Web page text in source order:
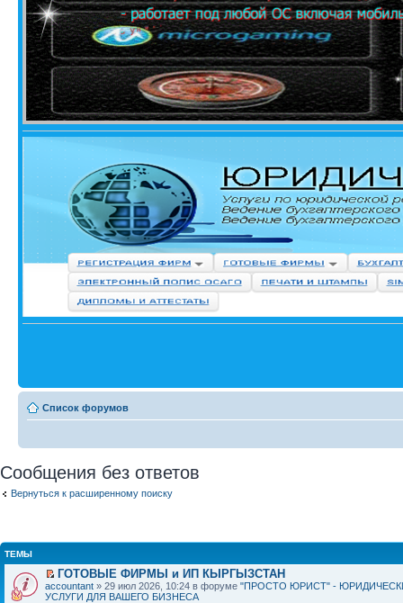
Список форумов
Сообщения без ответов
Вернуться к расширенному поиску
ТЕМЫ
ГОТОВЫЕ ФИРМЫ и ИП КЫРГЫЗСТАН
accountant » 29 июл 2026, 10:24 в форуме "ПРОСТО ЮРИСТ" -
УСЛУГИ ДЛЯ ВАШЕГО БИЗНЕСА